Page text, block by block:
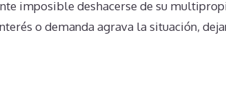
imposible deshacerse de su
o demanda agrava la situación,